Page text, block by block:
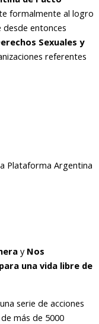
formalmente al logro
entonces
Sexuales y
referentes
Plataforma Argentina
y Nos
una vida libre de
serie de acciones
más de 5000